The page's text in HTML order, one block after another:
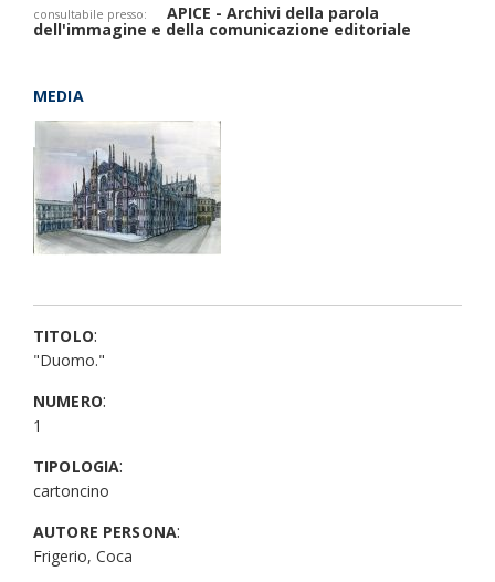
consultabile presso: APICE - Archivi della parola
dell'immagine e della comunicazione editoriale
MEDIA
TITOLO:
"Duomo."
NUMERO:
1
TIPOLOGIA:
cartoncino
AUTORE PERSONA:
Frigerio, Coca